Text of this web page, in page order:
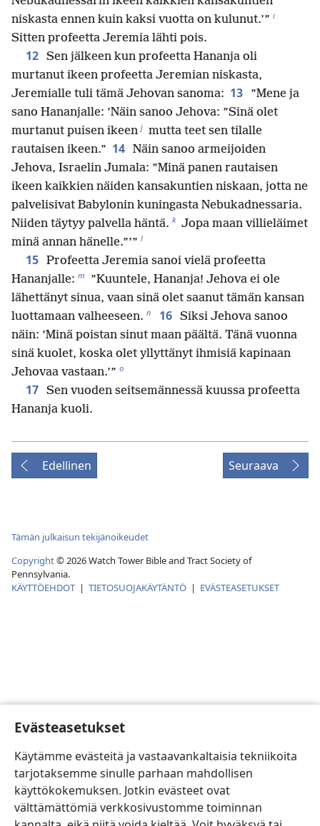
Evästeasetukset
Käytämme evästeitä ja vastaavankaltaisia tekniikoita
tarjotaksemme sinulle parhaan mahdollisen
käyttökokemuksen. Jotkin evästeet ovat
välttämättömiä verkkosivustomme toiminnan
niskasta ennen kuin kaksi vuotta on kulunut.’” i
Sitten profeetta Jeremia lähti pois.
12 Sen jälkeen kun profeetta Hananja oli
murtanut ikeen profeetta Jeremian niskasta,
Jeremialle tuli tämä Jehovan sanoma: 13
”Mene ja
sano Hananjalle: ’Näin sanoo Jehova: ”Sinä olet
murtanut puisen ikeen j mutta teet sen tilalle
rautaisen ikeen.” 14 Näin sanoo armeijoiden
Jehova, Israelin Jumala: ”Minä panen rautaisen
ikeen kaikkien näiden kansakuntien niskaan, jotta ne
palvelisivat Babylonin kuningasta Nebukadnessaria.
Niiden täytyy palvella häntä. k Jopa maan villieläimet
minä annan hänelle.”’” l
15 Profeetta Jeremia sanoi vielä profeetta
Hananjalle: m
”Kuuntele, Hananja! Jehova ei ole
lähettänyt sinua, vaan sinä olet saanut tämän kansan
luottamaan valheeseen. n 16 Siksi Jehova sanoo
näin: ’Minä poistan sinut maan päältä. Tänä vuonna
sinä kuolet, koska olet yllyttänyt ihmisiä kapinaan
Jehovaa vastaan.’” o
17 Sen vuoden seitsemännessä kuussa profeetta
Hananja kuoli.
Edellinen Seuraava
Tämän julkaisun tekijänoikeudet
Copyright© 2026Watch Tower Bible and Tract Society of
Pennsylvania.
KÄYTTÖEHDOT | TIETOSUOJAKÄYTÄNTÖ | EVÄSTEASETUKSET